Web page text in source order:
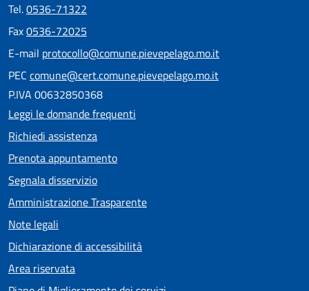
Tel.0536-71322
Fax0536-72025
E-mail protocollo@comune.pievepelago.mo.it
PEC comune@cert.comune.pievepelago.mo.it
P.IVA 00632850368
Leggi le domande frequenti
Richiedi assistenza
Prenota appuntamento
Segnala disservizio
Amministrazione Trasparente
Note legali
Dichiarazione di accessibilità
Area riservata